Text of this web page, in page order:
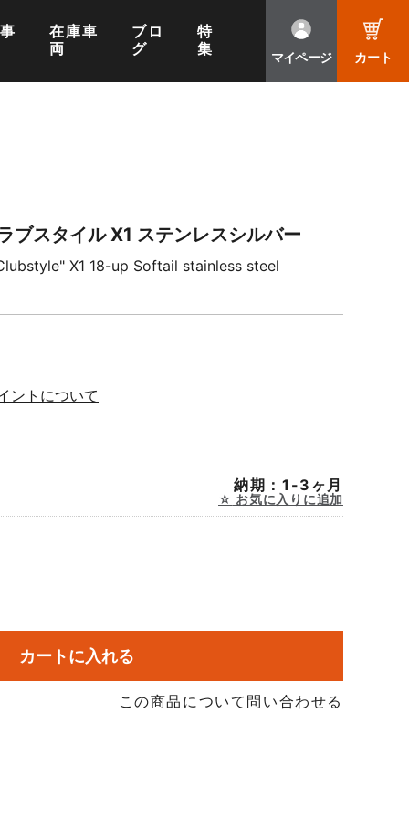
在庫車
両
ブロ
グ
特
集
マイページ カート
ブスタイル X1 ステンレスシルバー
X1 18-up Softail stainless steel
ントについて
納期：1-3ヶ月
お気に入りに追加
カートに入れる
この商品について問い合わせる